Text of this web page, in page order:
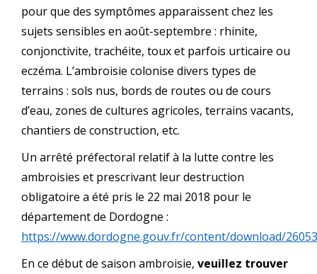
pour que des symptômes apparaissent chez les
sujets sensibles en août-septembre : rhinite,
conjonctivite, trachéite, toux et parfois urticaire ou
eczéma. L’ambroisie colonise divers types de
terrains : sols nus, bords de routes ou de cours
d’eau, zones de cultures agricoles, terrains vacants,
chantiers de construction, etc.
Un arrêté préfectoral relatif à la lutte contre les
ambroisies et prescrivant leur destruction
obligatoire a été pris le 22 mai 2018 pour le
département de Dordogne :
https://www.dordogne.gouv.fr/content/download/
En ce début de saison ambroisie, veuillez trouver